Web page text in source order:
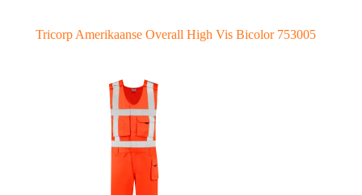
Tricorp Amerikaanse Overall High Vis Bicolor 753005